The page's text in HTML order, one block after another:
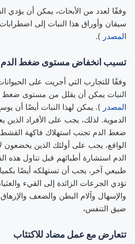
وفقًا لعدد من الأبحاث، يمكن أن يؤدي
سيقان وأوراق هذا النبات إلى
المصدر ).
تسبب انخفاض مستوى ضغط الدم
وفقًا للتجارب التي أجريت على
النبات يمكن أن يقلل من مستوى
المصدر ). يمكن لهذا النبات أيضًا أن
الدموية. لذلك، يجب على الأفراد الذين
ضغط الدم تجنب استهلاك فاكهة
الواقع، يجب على أولئك الذين يخضعون
الدم استشارة أطبائهم قبل تناول هذه
طبيعي آخر، يجب أن تستهلكه أيضًا
تؤدي الجرعات الزائدة إلى القيء
والإسهال وآلام البطن والضعف
ضيق التنفس،
تتعارض مع عمل مضاد للاكتئاب